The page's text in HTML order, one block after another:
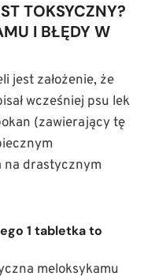
TOKSYCZNY?
I BŁĘDY W
jest założenie, że
wcześniej psu lek
(zawierający tę
na drastycznym
1 tabletka to
meloksykamu